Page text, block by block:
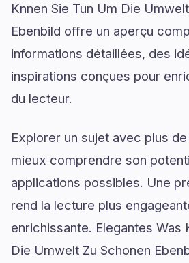
Knnen Sie Tun Um Die
Ebenbild offre un aperçu
informations détaillées, des
inspirations conçues pour
du lecteur.
Explorer un sujet avec plus
mieux comprendre son
applications possibles. Une
rend la lecture plus
enrichissante. Elegantes Was
Die Umwelt Zu Schonen